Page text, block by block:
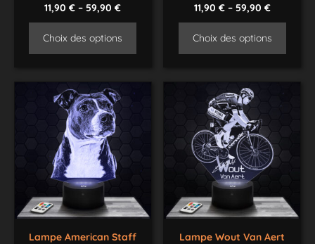
11,90€ –59,90€
Choix des options
11,90 €– 59,90 €
Choix des options
Lampe American Staff Lampe Wout Van Aert